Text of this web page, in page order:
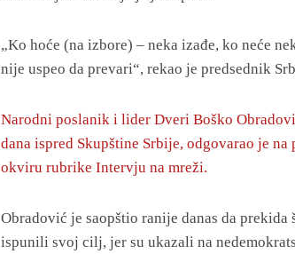
„Ko hoće (na izbore) – neka izađe, ko neće
nije uspeo da prevari“, rekao je predsednik
Narodni poslanik i lider Dveri Boško
dana ispred Skupštine Srbije, odgovarao je
okviru rubrike Intervju na mreži.
Obradović je saopštio ranije danas da
ispunili svoj cilj, jer su ukazali na